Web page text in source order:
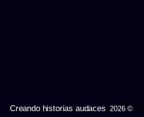
Creando historias audaces 2026 ©